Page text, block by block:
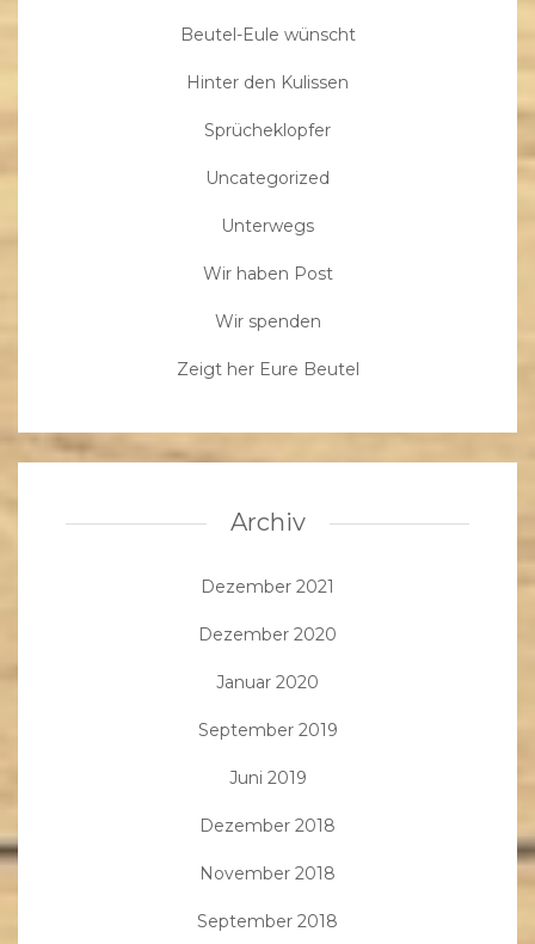
Beutel-Eule wünscht
Hinter den Kulissen
Sprücheklopfer
Uncategorized
Unterwegs
Wir haben Post
Wir spenden
Zeigt her Eure Beutel
Archiv
Dezember 2021
Dezember 2020
Januar 2020
September 2019
Juni 2019
Dezember 2018
November 2018
September 2018